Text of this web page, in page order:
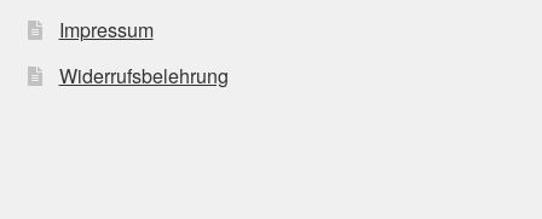
Impressum
Widerrufsbelehrung